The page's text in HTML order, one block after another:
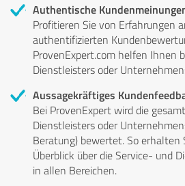
Authentische
Profitieren Sie von Erfahrungen
authentifizierten
ProvenExpert.com helfen Ihnen
Dienstleisters oder
Aussagekräftiges
Bei ProvenExpert wird die
Dienstleisters oder
Beratung) bewertet. So erhalten
Überblick über die Service- und
in allen Bereichen.